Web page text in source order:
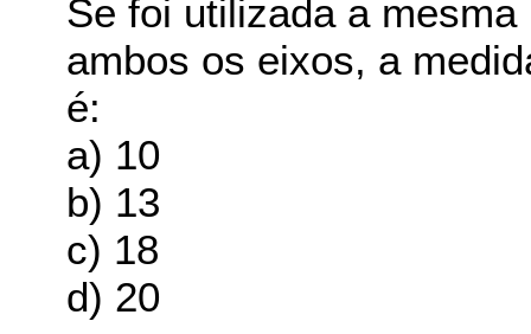
Se foi utilizada a
ambos os eixos, a
é:
a) 10
b) 13
c) 18
d) 20